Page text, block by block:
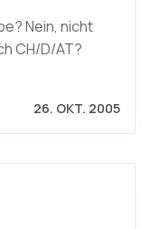
Nein, nicht
CH/D/AT?
26. OKT. 2005